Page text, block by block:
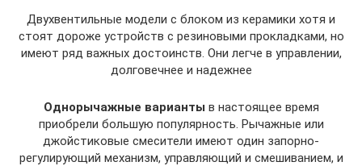
Двухвентильные модели с блоком из керамики хотя и
стоят дороже устройств с резиновыми прокладками, но
имеют ряд важных достоинств. Они легче в управлении,
долговечнее и надежнее
Однорычажные варианты в настоящее время
приобрели большую популярность. Рычажные или
джойстиковые смесители имеют один запорно-
регулирующий механизм, управляющий и смешиванием, и